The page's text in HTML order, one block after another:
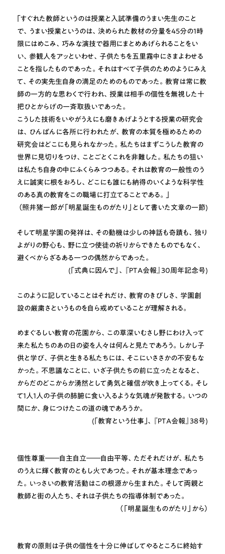
｢すぐれた教師というのは授業と入試準備のうまい先生のこと
で、うまい授業というのは、決められた教材の分量を45分の1時
限にはめこみ、巧みな演技で器用にまとめあげられることをい
い、参観人をアッといわせ、子供たちを五里霧中にさまよわせる
ことを指したものであった。それはすべて子供のためのようにみえ
て、その実先生自身の満足のためのものであった。教育は常に教
師の一方的な思わくで行われ、授業は相手の個性を無視した十
把ひとからげの一斉取扱いであった。
こうした技術をいやがうえにも磨きあげようとする授業の研究会
は、ひんぱんに各所に行われたが、教育の本質を極めるための
研究会はどこにも見られなかった。私たちはまずこうした教育の
世界に見切りをつけ、ことごとくこれを非難した。私たちの狙い
は私たち自身の中にふくらみつつある。それは教育の一般性のう
えに誠実に根をおろし、どこにも誰にも納得のいくような科学性
のある真の教育をこの職場に打立てることである。｣
（照井猪一郎が「明星誕生ものがたり」として書いた文章の一節)
そして明星学園の発祥は、その動機は少しの神話も奇蹟も、独り
よがりの野心も、野に立つ使徒の祈りからできたものでもなく、
避くべからざるある一つの偶然からであった。
(｢式典に因んで」、『ＰＴＡ会報』30周年記念号)
このように記していることはそれだけ、教育のきびしさ、学園創
設の厳粛さというものを自ら戒めていることが理解される。
めまぐるしい教育の花園から、この草深いむさし野にわけ入って
来た私たちのあの日の姿を人々は何んと見たであろう。しかし子
供と学び、子供と生きる私たちには、そこにいささかの不安もな
かった。不思議なことに、いざ子供たちの前に立ったとなると、
からだのどこからか湧然として勇気と確信が吹き上ってくる。そし
て1人1人の子供の肺腑に食い入るような気魂が発散する。いつの
間にか、身につけたこの道の魂であろうか。
(｢教育という仕事｣、『ＰＴＡ会報』38号)
個性尊重――自主自立――自由平等、ただそれだけが、私たち
のうえに輝く教育のともし火であつた。それが基本理念であっ
た。いっさいの教育活動はこの根源から生まれた。そして両親と
教師と街の人たち、それは子供たちの指導体制であった。
（「明星誕生ものがたり」から）
教育の原則は子供の個性を十分に伸ばしてやるところに終始す